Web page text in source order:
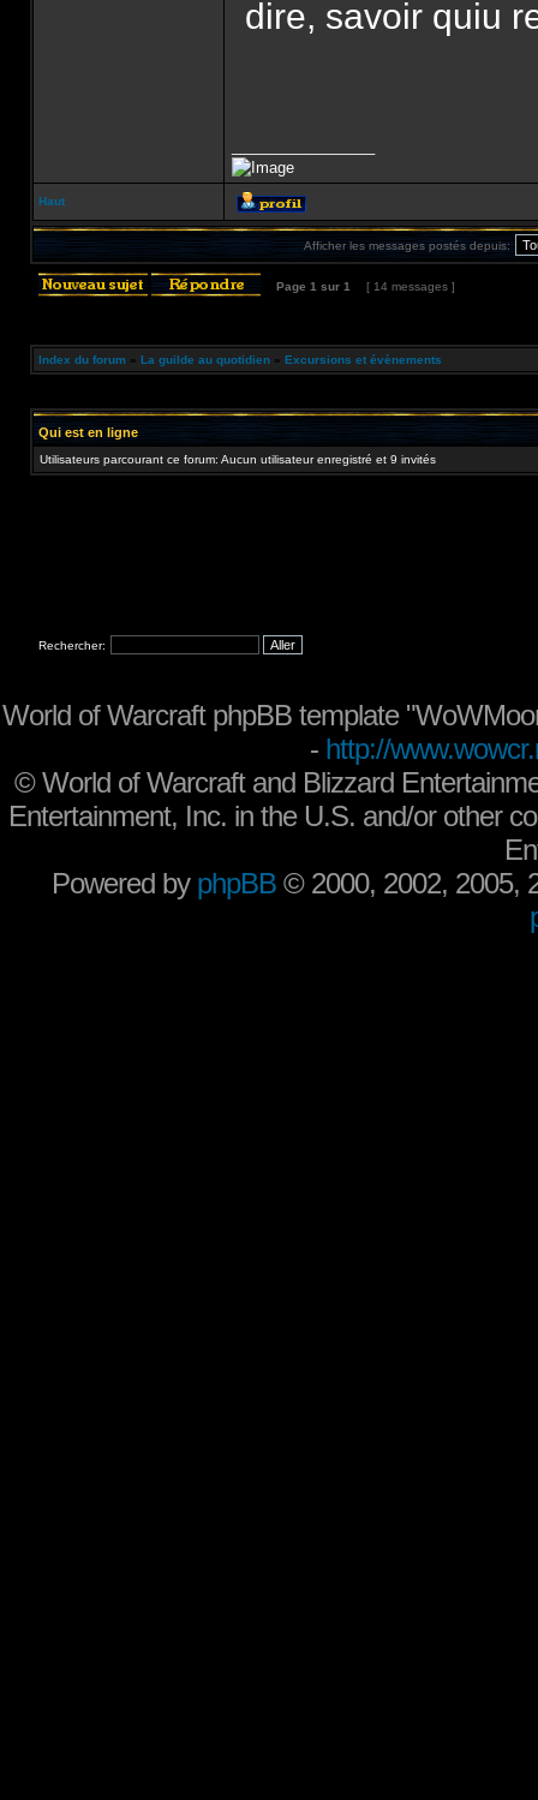
dire, savoir quiu
Haut
Afficher les messages postés depuis:
Page 1 sur 1 [ 14 messages ]
Index du forum » La guilde au quotidien » Excursions et évènements
Qui est en ligne
Utilisateurs parcourant ce forum: Aucun utilisateur enregistré et 9 invités
Rechercher:
World of Warcraft phpBB template
- http://
©World of Warcraft and Blizzard
Entertainment, Inc. in the U.S. and/or other
Powered by phpBB © 2000, 2002, 2005,